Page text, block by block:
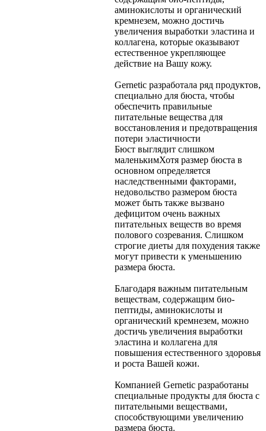
аминокислоты и органический
кремнезем, можно достичь
увеличения выработки эластина и
коллагена, которые оказывают
естественное укрепляющее
действие на Вашу кожу.
Gernetic разработала ряд продуктов,
специально для бюста, чтобы
обеспечить правильные
питательные вещества для
восстановления и предотвращения
потери эластичности
Бюст выглядит слишком
маленькимХотя размер бюста в
основном определяется
наследственными факторами,
недовольство размером бюста
может быть также вызвано
дефицитом очень важных
питательных веществ во время
полового созревания. Слишком
строгие диеты для похудения также
могут привести к уменьшению
размера бюста.
Благодаря важным питательным
веществам, содержащим био-
пептиды, аминокислоты и
органический кремнезем, можно
достичь увеличения выработки
эластина и коллагена для
повышения естественного здоровья
и роста Вашей кожи.
Компанией Gernetic разработаны
специальные продукты для бюста с
питательными веществами,
способствующими увеличению
размера бюста.